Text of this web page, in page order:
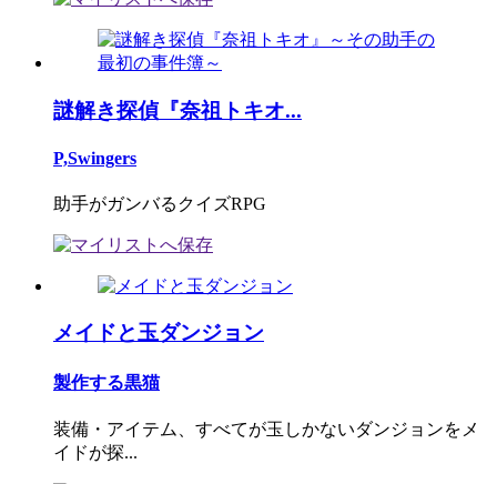
謎解き探偵『奈祖トキオ...
P,Swingers
助手がガンバるクイズRPG
メイドと玉ダンジョン
製作する黒猫
装備・アイテム、すべてが玉しかないダンジョンをメ
イドが探...